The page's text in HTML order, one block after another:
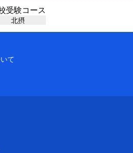
受験コース
北摂
て